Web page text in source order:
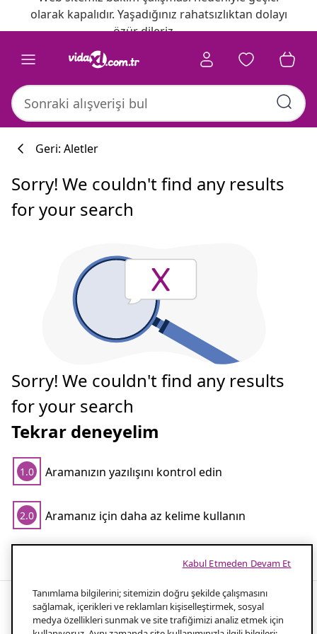
olarak kapalıdır. Yaşadığınız rahatsızlıktan dolayı
özür dileriz.
Geri: Aletler
Sorry! We couldn't find any results
for your search
Sorry! We couldn't find any results
for your search
Tekrar deneyelim
1.0 Aramanızın yazılışını kontrol edin
2.0 Aramanız için daha az kelime kullanın
Popüler aramalar
Ev projeleriniz için derz dolgu
Tanımlama bilgilerini; sitemizin doğru şekilde çalışmasını
sağlamak, içerikleri ve reklamları kişiselleştirmek, sosyal
medya özellikleri sunmak ve site trafiğimizi analiz etmek için
Kabul Etmeden Devam Et